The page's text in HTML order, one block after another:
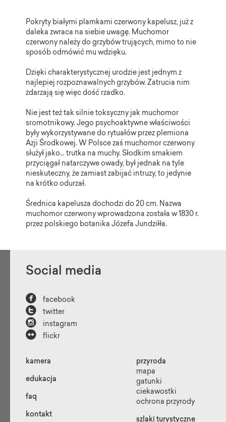
Pokryty białymi plamkami czerwony kapelusz, już z
daleka zwraca na siebie uwagę. Muchomor
czerwony należy do grzybów trujących, mimo to nie
sposób odmówić mu wdzięku.
Dzięki charakterystycznej urodzie jest jednym z
najlepiej rozpoznawalnych grzybów. Zatrucia nim
zdarzają się więc dość rzadko.
Nie jest też tak silnie toksyczny jak muchomor
sromotnikowy. Jego psychoaktywne właściwości
były wykorzystywane do rytuałów przez plemiona
Azji Środkowej. W Polsce zaś muchomor czerwony
służył jako… trutka na muchy. Słodkim smakiem
przyciągał natarczywe owady, był jednak na tyle
nieskuteczny, że zamiast zabijać intruzy, to jedynie
na krótko odurzał.
Średnica kapelusza dochodzi do 20 cm. Nazwa
muchomor czerwony wprowadzona została w 1830 r.
przez polskiego botanika Józefa Jundziłła.
Social media
 facebook
 twitter
 instagram
 flickr
kamera
edukacja
faq
kontakt
przyroda
mapa
gatunki
ciekawostki
ochrona przyrody
szlaki turystyczne